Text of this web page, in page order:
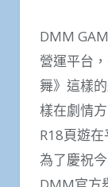
DMM
營運平台
舞》這樣
樣在劇情
R18頁遊
為了慶祝